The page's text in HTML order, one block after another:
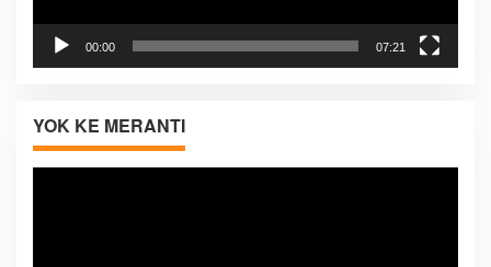
00:00 07:21
YOK KE MERANTI